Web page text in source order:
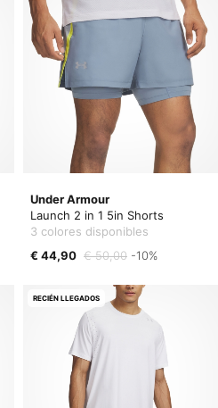
Under Armour
Launch 2 in 1 5in Shorts
3 colores disponibles
€ 44,90 € 50,00 -10%
RECIÉN LLEGADOS